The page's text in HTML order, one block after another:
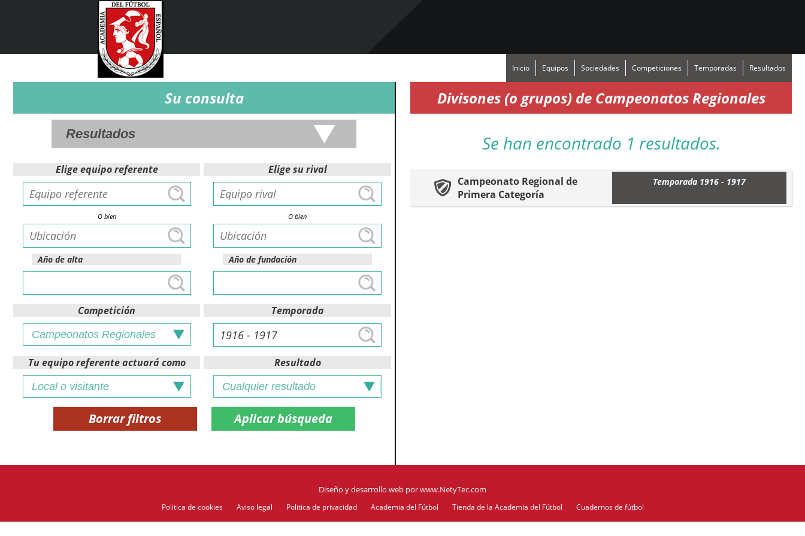
Inicio Equipos Sociedades Competiciones Temporadas Resultados
Su consulta
Elige equipo referente
O bien
Año de alta
Elige su rival
O bien
Año de fundación
Competición Temporada
Tu equipo referente actuará como Resultado
Borrar filtros
Divisones (o grupos) de Campeonatos Regionales
Se han encontrado 1 resultados.
Campeonato Regional de
Primera Categoría
Temporada 1916 - 1917
Diseño y desarrollo web porwww.NetyTec.com
Politica de cookies Aviso legal Politica de privacidad Academia del Fútbol Tienda de la Academia del Fútbol Cuadernos de fútbol